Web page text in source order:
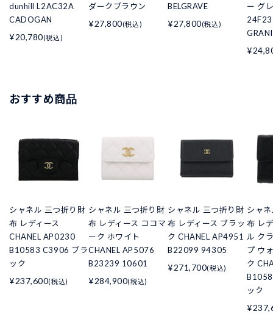
dunhill L2AC32A
CADOGAN
¥20,780(税込)
ダークブラウン
¥27,800(税込)
BELGRAVE
¥27,800(税込)
ー グ
おすすめ商品
シャネル 三つ折り財
布 レディース
CHANEL AP0230
B10583 C3906 ブラ
ック
¥237,600(税込)
シャネル 三つ折り財
布 レディース ココマ
ーク ホワイト
CHANEL AP5076
B23239 10601
¥284,900(税込)
シャネル 三つ折り財
布 レディース ブラッ
ク CHANEL AP4951
B22099 94305
¥271,700(税込)
シャ
布 レ
ル ク
プ ウ
ク
ック